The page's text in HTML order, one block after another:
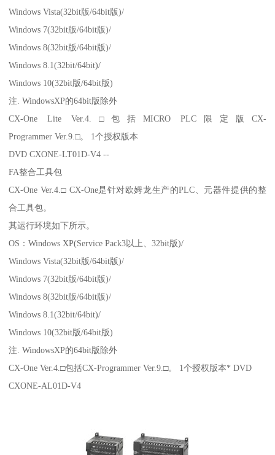
Windows Vista(32bit版/64bit版)/
Windows 7(32bit版/64bit版)/
Windows 8(32bit版/64bit版)/
Windows 8.1(32bit/64bit)/
Windows 10(32bit版/64bit版)
注. WindowsXP的64bit版除外
CX-One Lite Ver.4.□包括MICRO PLC限定版CX-
Programmer Ver.9.□。 1个授权版本
DVD CXONE-LT01D-V4 --
FA整合工具包
CX-One Ver.4.□ CX-One是针对欧姆龙生产的PLC、元器件提供的整
合工具包。
其运行环境如下所示。
OS：Windows XP(Service Pack3以上、32bit版)/
Windows Vista(32bit版/64bit版)/
Windows 7(32bit版/64bit版)/
Windows 8(32bit版/64bit版)/
Windows 8.1(32bit/64bit)/
Windows 10(32bit版/64bit版)
注. WindowsXP的64bit版除外
CX-One Ver.4.□包括CX-Programmer Ver.9.□。 1个授权版本* DVD
CXONE-AL01D-V4